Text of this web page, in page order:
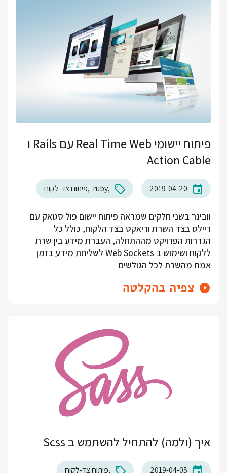
פיתוח יישומי Real Time Web עם Rails ו
Action Cable
2019-04-20
ruby פיתוח צד-לקוח
וובינר בשני חלקים שמראה פיתוח יישום פול סטאק עם
ריילס בצד השרת וריאקט בצד הלקוח, כולל כל
הגדרות הפרויקט מההתחלה, העברת מידע בין שרת
ללקוח ושימוש ב Web Sockets לשליחת מידע בזמן
אמת מהשרת לכל הגולשים
צפיה בהקלטה
איך (ולמה) להתחיל להשתמש ב Scss
2019-04-05 פיתוח צד-לקוח